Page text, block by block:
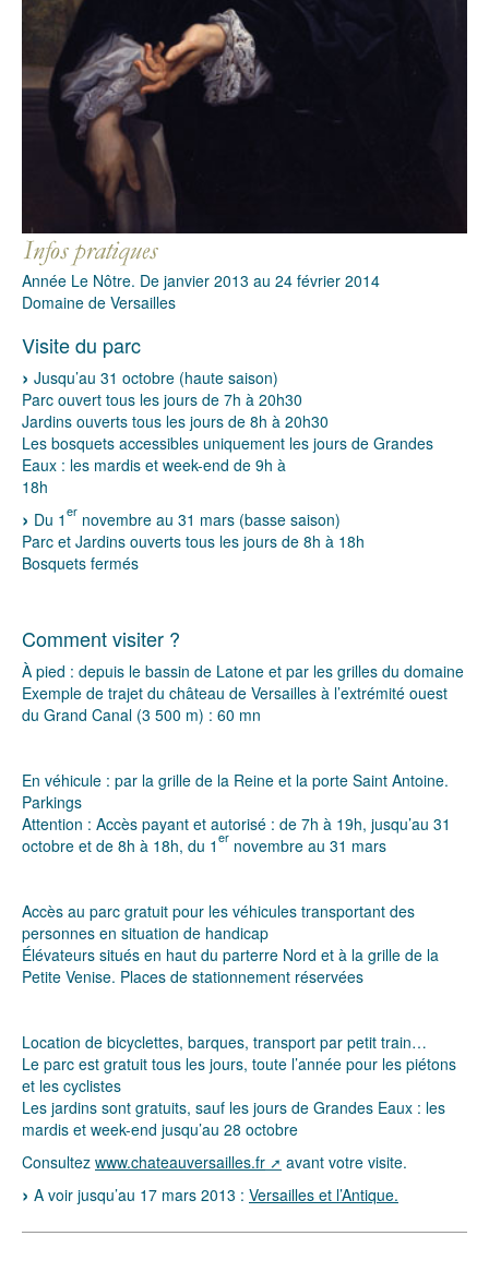
Année Le Nôtre. De janvier 2013 au 24 février 2014
Domaine de Versailles
Visite du parc
Jusqu’au 31 octobre (haute saison)
Parc ouvert tous les jours de 7h à 20h30
Jardins ouverts tous les jours de 8h à 20h30
Les bosquets accessibles uniquement les jours de Grandes
Eaux : les mardis et week-end de 9h à
18h
Du 1er novembre au 31 mars (basse saison)
Parc et Jardins ouverts tous les jours de 8h à 18h
Bosquets fermés
Comment visiter ?
À pied : depuis le bassin de Latone et par les grilles du domaine
Exemple de trajet du château de Versailles à l’extrémité ouest
du Grand Canal (3 500 m) : 60 mn
En véhicule : par la grille de la Reine et la porte Saint Antoine.
Parkings
Attention : Accès payant et autorisé : de 7h à 19h, jusqu’au 31
octobre et de 8h à 18h, du 1er novembre au 31 mars
Accès au parc gratuit pour les véhicules transportant des
personnes en situation de handicap
Élévateurs situés en haut du parterre Nord et à la grille de la
Petite Venise. Places de stationnement réservées
Location de bicyclettes, barques, transport par petit train…
Le parc est gratuit tous les jours, toute l’année pour les piétons
et les cyclistes
Les jardins sont gratuits, sauf les jours de Grandes Eaux : les
mardis et week-end jusqu’au 28 octobre
Consultez www.chateauversailles.fr
avant votre visite.
A voir jusqu’au 17 mars 2013 : Versailles et l’Antique.